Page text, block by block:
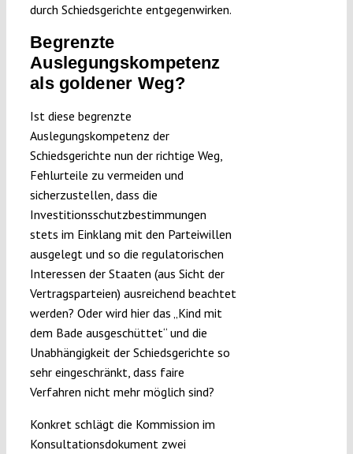
durch Schiedsgerichte entgegenwirken.
Begrenzte
Auslegungskompetenz
als goldener Weg?
Ist diese begrenzte
Auslegungskompetenz der
Schiedsgerichte nun der richtige Weg,
Fehlurteile zu vermeiden und
sicherzustellen, dass die
Investitionsschutzbestimmungen
stets im Einklang mit den Parteiwillen
ausgelegt und so die regulatorischen
Interessen der Staaten (aus Sicht der
Vertragsparteien) ausreichend beachtet
werden? Oder wird hier das „Kind mit
dem Bade ausgeschüttet“ und die
Unabhängigkeit der Schiedsgerichte so
sehr eingeschränkt, dass faire
Verfahren nicht mehr möglich sind?
Konkret schlägt die Kommission im
Konsultationsdokument zwei